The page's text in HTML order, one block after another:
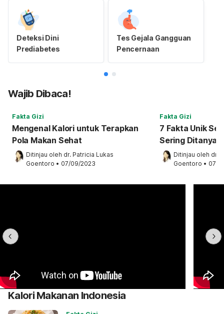
Deteksi Dini
Prediabetes
Tes Gejala Gangguan
Pencernaan
Wajib Dibaca!
Fakta Gizi
Mengenal Kalori untuk Terapkan
Pola Makan Sehat
Ditinjau oleh dr. Patricia Lukas
Goentoro • 07/09/2023
Fakta Gizi
7 Fakta Unik
Sering
Ditinjau oleh dr.
Goentoro • 07/
Kalori Makanan Indonesia